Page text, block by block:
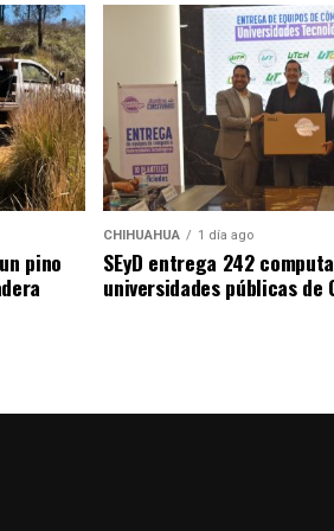
pino
CHIHUAHUA 1 día ago
SEyD entrega 242
universidades públicas de